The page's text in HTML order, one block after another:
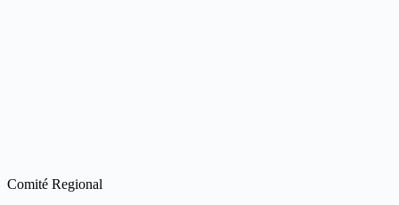
Comité Regional